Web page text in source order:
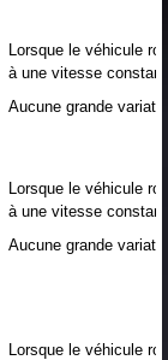
Lorsque le véhicule
à une vitesse
Aucune grande
Lorsque le véhicule
à une vitesse
Aucune grande
Lorsque le véhicule